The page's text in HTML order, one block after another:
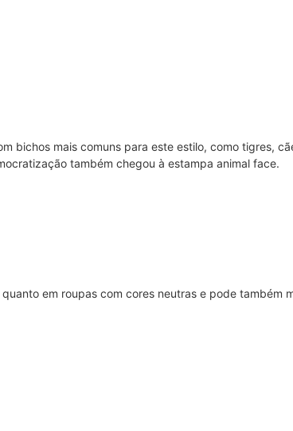
bichos mais comuns para este estilo, como tigres,
também chegou à estampa animal face.
em roupas com cores neutras e pode também